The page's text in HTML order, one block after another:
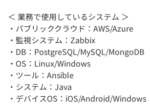
＜ 業務で使用しているシステム ＞
・パブリッククラウド：AWS/Azure
・監視システム：Zabbix
・DB：PostgreSQL/MySQL/MongoDB
・OS：Linux/Windows
・ツール：Ansible
・システム：Java
・デバイスOS：iOS/Android/Windows